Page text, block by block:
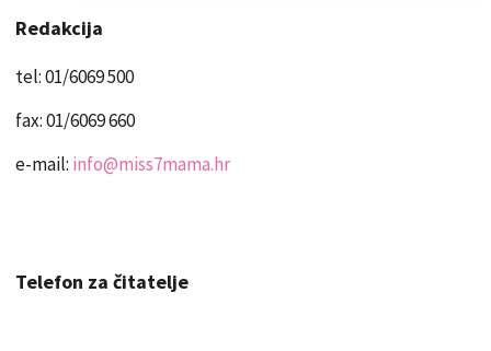
Redakcija
tel: 01/6069 500
fax: 01/6069 660
e-mail: info@miss7mama.hr
Telefon za čitatelje